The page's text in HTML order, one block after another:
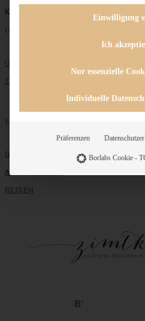
Keine Beiträge gefunden
Unternehmen
ÜBER MICH
ZUSAMMENARBEIT
Entdecken
GRUNDLAGEN
ALLE REZEPTE
REISEN
Einwilligung
Ich
Nur essenzielle
Individuelle
Präferenzen
Borlabs Cookie -